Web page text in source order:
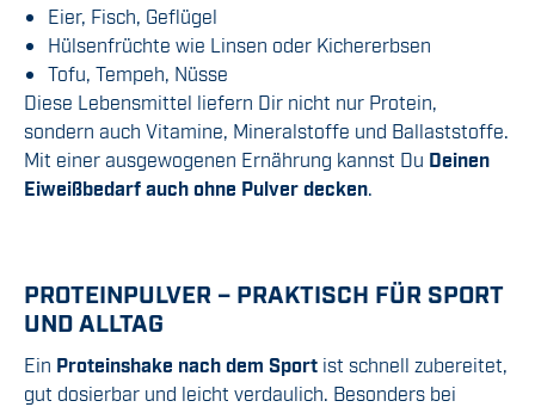
Eier, Fisch, Geflügel
Hülsenfrüchte wie Linsen oder Kichererbsen
Tofu, Tempeh, Nüsse
Diese Lebensmittel liefern Dir nicht nur Protein,
sondern auch Vitamine, Mineralstoffe und Ballaststoffe.
Mit einer ausgewogenen Ernährung kannst Du Deinen
Eiweißbedarf auch ohne Pulver decken
PROTEINPULVER – PRAKTISCH FÜR SPORT
UND ALLTAG
Ein Proteinshake nach dem Sport ist schnell zubereitet,
gut dosierbar und leicht verdaulich. Besonders bei